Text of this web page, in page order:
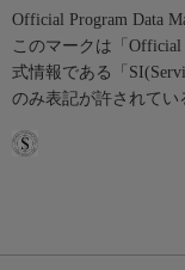
Official Program Data
このマークは「Official
式情報である「
のみ表記が許されてい